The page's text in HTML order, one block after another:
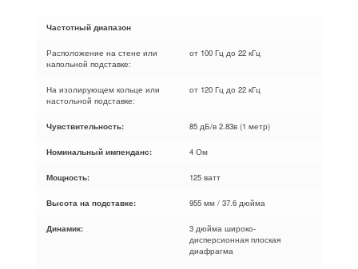
Частотный диапазон
Расположение на стене или
напольной подставке:
от 100 Гц до 22 кГц
На изолирующем кольце или
настольной подставке:
от 120 Гц до 22 кГц
Чувствительность: 85 дБ/в 2.83в (1 метр)
Номинальный импенданс: 4 Ом
Мощность: 125 ватт
Высота на подставке: 955 мм / 37.6 дюйма
Динамик:
3 дюйма широко-
дисперсионная плоская
диафрагма